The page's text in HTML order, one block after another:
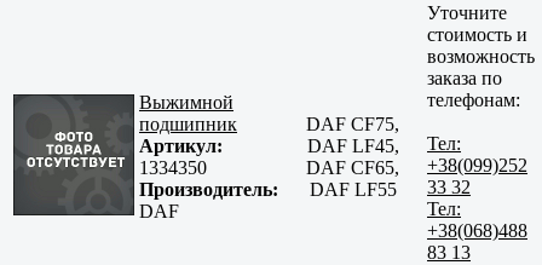
Выжимной
подшипник
Артикул:
1334350
Производитель:
DAF
DAF CF75,
DAF LF45,
DAF CF65,
DAF LF55
Уточните
стоимость и
возможность
заказа по
телефонам:
Тел:
+38(099)252
33 32
Тел:
+38(068)488
83 13